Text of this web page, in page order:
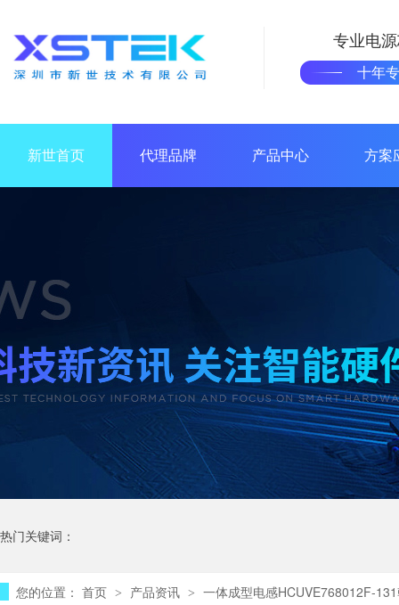
专业电
十年
新世首页 代理品牌 产品中心 方案
热门关键词：
您的位置： 首页 > 产品资讯 > 一体成型电感HCUVE768012F-